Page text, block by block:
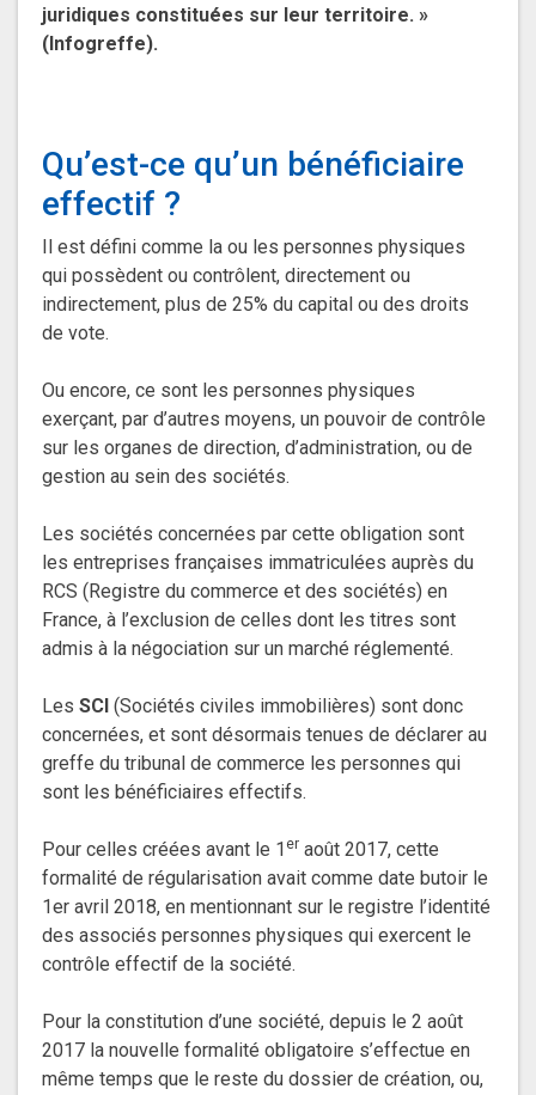
juridiques constituées sur leur territoire. »
(Infogreffe).
Qu’est-ce qu’un bénéficiaire
effectif ?
Il est défini comme la ou les personnes physiques
qui possèdent ou contrôlent, directement ou
indirectement, plus de 25% du capital ou des droits
de vote.
Ou encore, ce sont les personnes physiques
exerçant, par d’autres moyens, un pouvoir de contrôle
sur les organes de direction, d’administration, ou de
gestion au sein des sociétés.
Les sociétés concernées par cette obligation sont
les entreprises françaises immatriculées auprès du
RCS (Registre du commerce et des sociétés) en
France, à l’exclusion de celles dont les titres sont
admis à la négociation sur un marché réglementé.
Les SCI (Sociétés civiles immobilières) sont donc
concernées, et sont désormais tenues de déclarer au
greffe du tribunal de commerce les personnes qui
sont les bénéficiaires effectifs.
Pour celles créées avant le 1 er août 2017, cette
formalité de régularisation avait comme date butoir le
1er avril 2018, en mentionnant sur le registre l’identité
des associés personnes physiques qui exercent le
contrôle effectif de la société.
Pour la constitution d’une société, depuis le 2 août
2017 la nouvelle formalité obligatoire s’effectue en
même temps que le reste du dossier de création, ou,